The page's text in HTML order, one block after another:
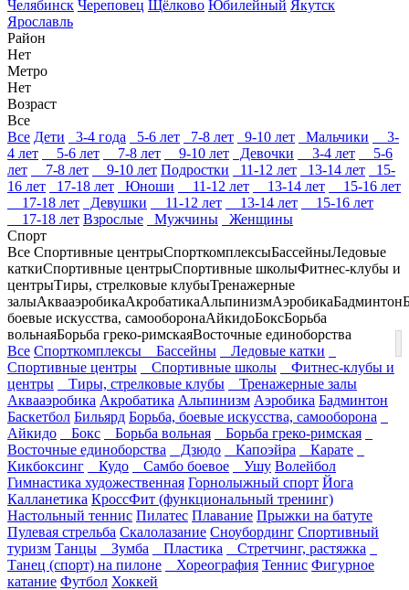
Челябинск Череповец Щёлково Юбилейный Якутск
Ярославль
Район
Нет
Метро
Нет
Возраст
Все
Все Дети 3-4 года 5-6 лет 7-8 лет 9-10 лет Мальчики
3-
4 лет
5-6 лет 7-8 лет 9-10 лет Девочки 3-4 лет
5-6
лет
7-8 лет 9-10 лет Подростки 11-12 лет 13-14 лет
15-
16 лет
17-18 лет Юноши 11-12 лет 13-14 лет
15-16 лет
17-18 лет
Девушки 11-12 лет 13-14 лет
15-16 лет
17-18 лет Взрослые Мужчины
Женщины
Спорт
Все Спортивные центрыСпорткомплексыБассейныЛедовые
каткиСпортивные центрыСпортивные школыФитнес-клубы и
центрыТиры, стрелковые клубыТренажерные
залыАквааэробикаАкробатикаАльпинизмАэробикаБадминтон
боевые искусства, самооборонаАйкидоБоксБорьба
вольнаяБорьба греко-римскаяВосточные единоборства
Все Спорткомплексы Бассейны
Ледовые катки
Спортивные центры
Спортивные школы
Фитнес-клубы и
центры
Тиры, стрелковые клубы
Тренажерные залы
Аквааэробика Акробатика Альпинизм Аэробика Бадминтон
Баскетбол Бильярд Борьба, боевые искусства, самооборона
Айкидо
Бокс Борьба вольная
Борьба греко-римская
Восточные единоборства
Дзюдо Капоэйра
Карате
Кикбоксинг
Кудо Самбо боевое Ушу Волейбол
Гимнастика художественная Горнолыжный спорт Йога
Калланетика КроссФит (функциональный тренинг)
Настольный теннис Пилатес Плавание Прыжки на батуте
Пулевая стрельба Скалолазание Сноубординг Спортивный
туризм Танцы Зумба Пластика
Стретчинг, растяжка
Танец (спорт) на пилоне
Хореография Теннис Фигурное
катание Футбол Хоккей